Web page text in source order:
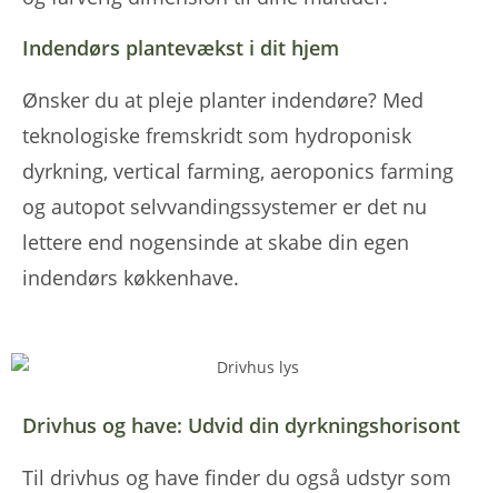
Indendørs plantevækst i dit hjem
Ønsker du at pleje planter indendøre? Med
teknologiske fremskridt som hydroponisk
dyrkning, vertical farming, aeroponics farming
og autopot selvvandingssystemer er det nu
lettere end nogensinde at skabe din egen
indendørs køkkenhave.
Drivhus og have: Udvid din dyrkningshorisont
Til drivhus og have finder du også udstyr som